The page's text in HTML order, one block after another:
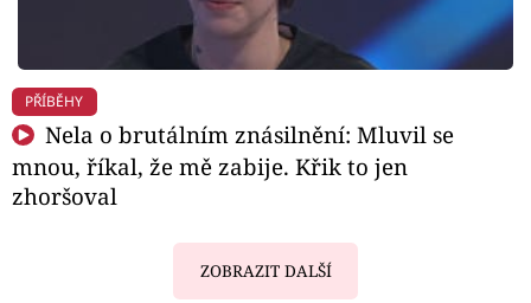
PŘÍBĚHY
Nela o brutálním znásilnění: Mluvil se
mnou, říkal, že mě zabije. Křik to jen
zhoršoval
ZOBRAZIT DALŠÍ